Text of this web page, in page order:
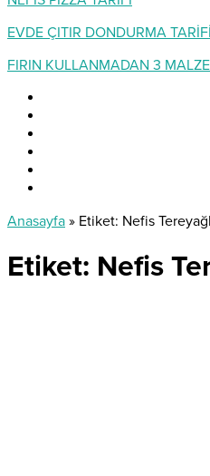
EVDE ÇITIR DONDURMA TARİFİ
FIRIN KULLANMADAN 3
Anasayfa » Etiket: Nefis
Etiket: Nefis